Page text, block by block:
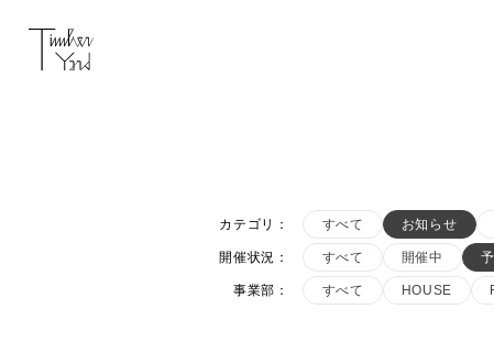
カテゴリ ： すべて お知らせ
開催状況 ： すべて 開催中
事業部 ： すべて HOUSE